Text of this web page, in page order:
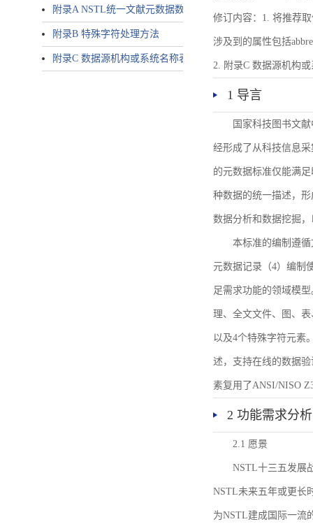
附录A NSTL统一文献元数据数据唯一标识符规则
附录B 特殊字符处理方法
附录C 数据源机构或系统名称表
修订内容：1. 将推荐
涉及到的属性包括
2. 附录C 数据源机构或
1 导言
国家科技图书文
经形成了从科技信息
的元数据标准仅能满
种数据的统一描述，
数据分析和数据挖掘
本标准的编制遵
元数据记录（4）编制
足需求功能的领域模
理、全文文件、图、
以及4个特殊字符元素
述，支持在线的数据
素复用了ANSI/NISO
2 功能需求分析
2.1 愿景
NSTL十三五发展
NSTL未来五年或更长
为NSTL建成国际一流